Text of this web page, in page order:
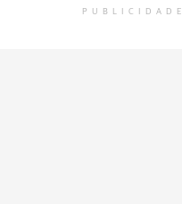
PUBLICIDADE